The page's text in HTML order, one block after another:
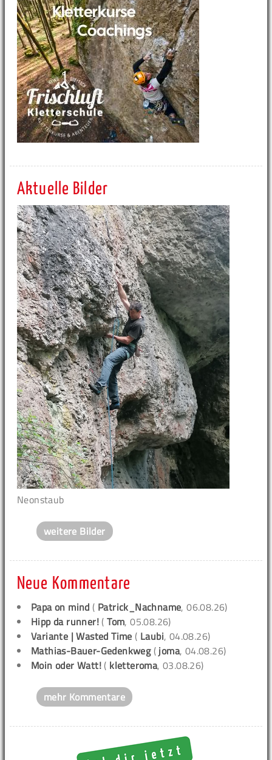
Aktuelle Bilder
Neonstaub
weitere Bilder
Neue Kommentare
Papa on mind ( Patrick_Nachname, 06.08.26)
Hipp da runner! (Tom, 05.08.26)
Variante | Wasted Time ( Laubi, 04.08.26)
Mathias-Bauer-Gedenkweg( joma, 04.08.26)
Moin oder Watt! ( kletteroma, 03.08.26)
mehr Kommentare